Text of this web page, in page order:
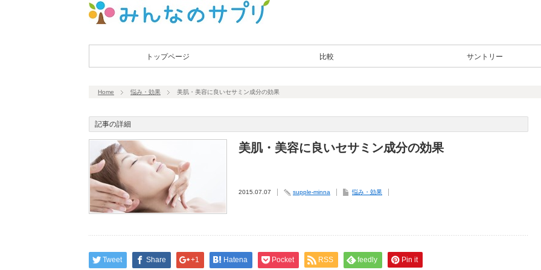
トップページ 比較 サントリー
Home 悩み・効果 美肌・美容に良いセサミン成分の効果
記事の詳細
美肌・美容に良いセサミン成分の効果
2015.07.07 supple-minna 悩み・効果
Tweet Share +1 Hatena Pocket RSS feedly Pin it